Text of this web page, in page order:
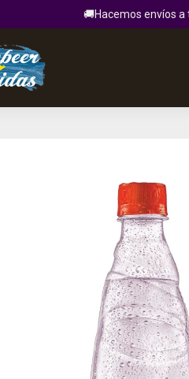
🚚Hacemos envíos